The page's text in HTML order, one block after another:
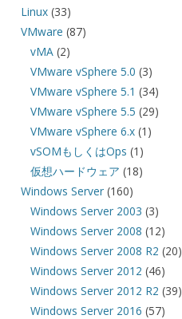
Linux(33)
VMware (87)
vMA (2)
VMware vSphere 5.0 (3)
VMware vSphere 5.1 (34)
VMware vSphere 5.5 (29)
VMware vSphere 6.x (1)
vSOMもしくはOps (1)
仮想ハードウェア (18)
Windows Server(160)
Windows Server 2003 (3)
Windows Server 2008 (12)
Windows Server 2008 R2 (20)
Windows Server 2012 (46)
Windows Server 2012 R2 (39)
Windows Server 2016 (57)